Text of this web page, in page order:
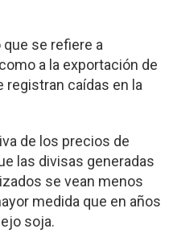
que se refiere a
a la exportación de
registran caídas en la
de los precios de
las divisas generadas
se vean menos
medida que en años
soja.